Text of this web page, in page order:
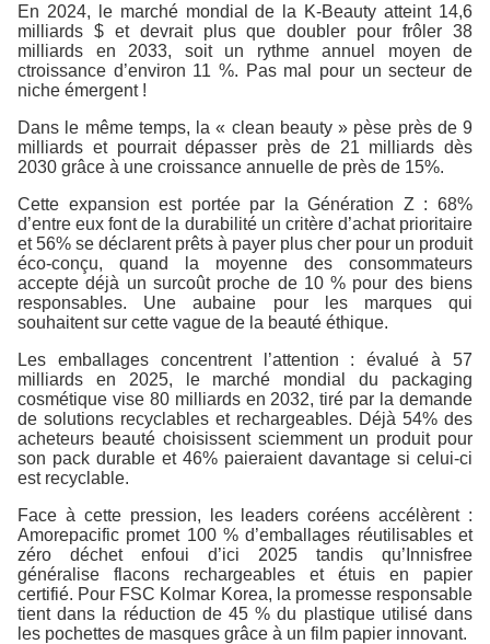
En 2024, le marché mondial de la K-Beauty atteint 14,6
milliards $ et devrait plus que doubler pour frôler 38
milliards en 2033, soit un rythme annuel moyen de
ctroissance d’environ 11 %. Pas mal pour un secteur de
niche émergent !
Dans le même temps, la « clean beauty » pèse près de 9
milliards et pourrait dépasser près de 21 milliards dès
2030 grâce à une croissance annuelle de près de 15%.
Cette expansion est portée par la Génération Z : 68%
d’entre eux font de la durabilité un critère d’achat prioritaire
et 56% se déclarent prêts à payer plus cher pour un produit
éco-conçu, quand la moyenne des consommateurs
accepte déjà un surcoût proche de 10 % pour des biens
responsables. Une aubaine pour les marques qui
souhaitent sur cette vague de la beauté éthique.
Les emballages concentrent l’attention : évalué à 57
milliards en 2025, le marché mondial du packaging
cosmétique vise 80 milliards en 2032, tiré par la demande
de solutions recyclables et rechargeables. Déjà 54% des
acheteurs beauté choisissent sciemment un produit pour
son pack durable et 46% paieraient davantage si celui-ci
est recyclable.
Face à cette pression, les leaders coréens accélèrent :
Amorepacific promet 100 % d’emballages réutilisables et
zéro déchet enfoui d’ici 2025 tandis qu’Innisfree
généralise flacons rechargeables et étuis en papier
certifié. Pour FSC Kolmar Korea, la promesse responsable
tient dans la réduction de 45 % du plastique utilisé dans
les pochettes de masques grâce à un film papier innovant.